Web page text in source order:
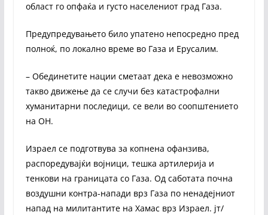
област го опфаќа и густо населениот град Газа.
Предупредувањето било упатено непосредно пред
полноќ, по локално време во Газа и Ерусалим.
– Обединетите нации сметаат дека е невозможно
такво движење да се случи без катастрофални
хуманитарни последици, се вели во соопштението
на ОН.
Израел се подготвува за копнена офанзива,
распоредувајќи војници, тешка артилерија и
тенкови на границата со Газа. Од саботата почна
воздушни контра-напади врз Газа по ненадејниот
напад на милитантите на Хамас врз Израел. јт/